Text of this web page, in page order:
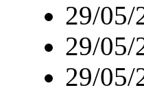
29/05/
29/05/
29/05/